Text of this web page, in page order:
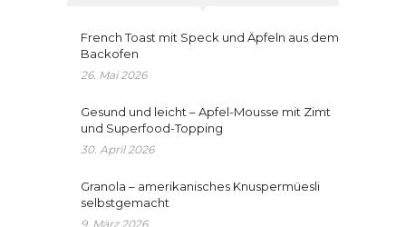
French Toast mit Speck und Äpfeln aus dem
Backofen
26. Mai 2026
Gesund und leicht – Apfel-Mousse mit Zimt
und Superfood-Topping
30. April 2026
Granola – amerikanisches Knuspermüesli
selbstgemacht
9. März 2026